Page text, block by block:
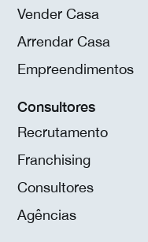
Vender Casa
Arrendar Casa
Empreendimentos
Consultores
Recrutamento
Franchising
Consultores
Agências